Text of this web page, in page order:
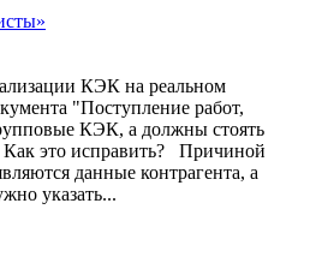
КЭК на реальном
"Поступление работ,
КЭК, а должны стоять
Как это исправить? Причиной
данные контрагента, а
указать...